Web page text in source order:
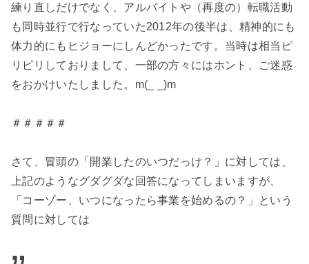
練り直しだけでなく、アルバイトや（再度の）転職活動
も同時並行で行なっていた2012年の後半は、精神的にも
体力的にもヒジョーにしんどかったです。当時は相当ピ
リピリしておりまして、一部の方々にはホント、ご迷惑
をおかけいたしました。m(_ _)m
＃＃＃＃＃
さて、冒頭の「開業したのいつだっけ？」に対しては、
上記のようなグダグダな回答になってしまいますが、
「コーゾー、いつになったら事業を始めるの？」という
質問に対しては